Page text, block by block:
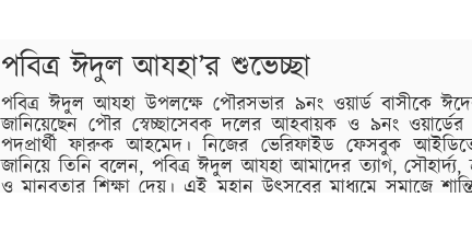
পবিত্র ঈদুল আযহা’র শুভেচ্ছা
পবিত্র ঈদুল আযহা উপলক্ষে পৌরসভার ৯নং ওয়ার্ড বাসীকে
জানিয়েছেন পৌর স্বেচ্ছাসেবক দলের আহবায়ক ও ৯নং ওয়ার্ডের
পদপ্রার্থী ফারুক আহমেদ। নিজের ভেরিফাইড ফেসবুক
জানিয়ে তিনি বলেন, পবিত্র ঈদুল আযহা আমাদের ত্যাগ, সৌহার্দ্য,
ও মানবতার শিক্ষা দেয়। এই মহান উৎসবের মাধ্যমে সমাজে